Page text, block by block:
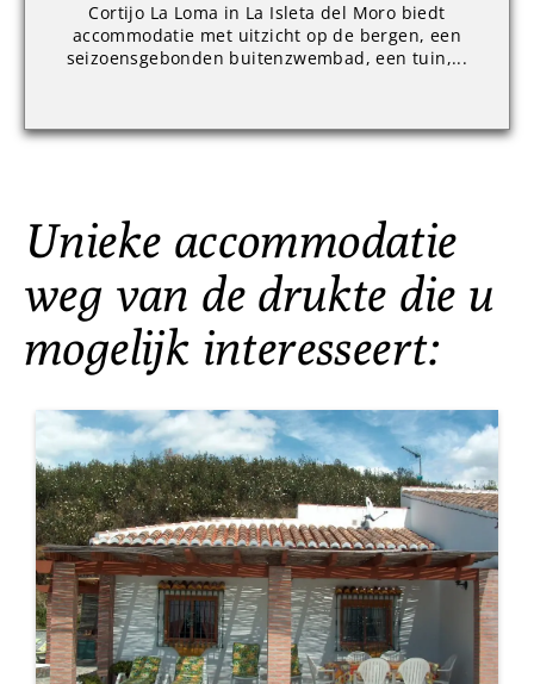
Cortijo La Loma in La Isleta del Moro biedt
accommodatie met uitzicht op de bergen, een
seizoensgebonden buitenzwembad, een tuin,...
Unieke accommodatie
weg van de drukte die u
mogelijk interesseert: